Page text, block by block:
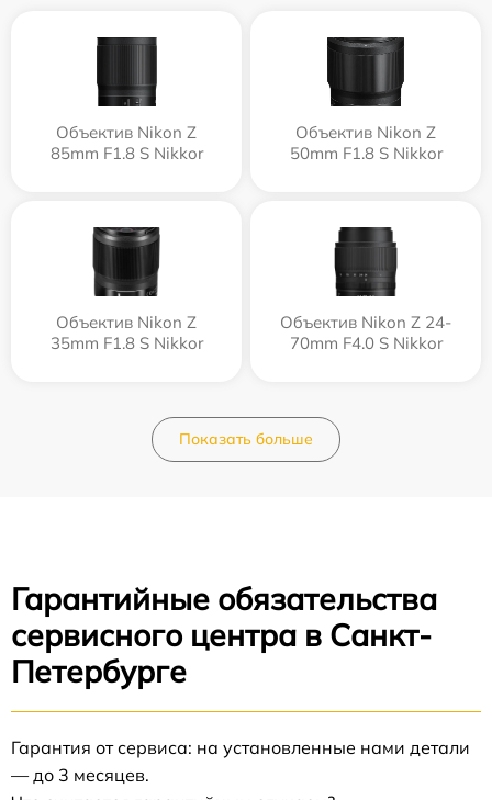
Объектив Nikon Z
85mm F1.8 S Nikkor
Объектив Nikon Z
50mm F1.8 S Nikkor
Объектив Nikon Z
35mm F1.8 S Nikkor
Объектив Nikon Z 24-
70mm F4.0 S Nikkor
Показать больше
Гарантийные обязательства
сервисного центра в Санкт-
Петербурге
Гарантия от сервиса: на установленные нами детали
— до 3 месяцев.